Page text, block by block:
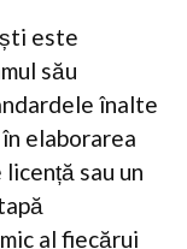
este
său
înalte
elaborarea
sau un
al fiecărui